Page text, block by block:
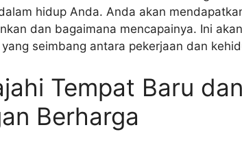
hidup Anda. Anda akan
dan bagaimana mencapainya. Ini
seimbang antara pekerjaan dan
Tempat Baru
Berharga